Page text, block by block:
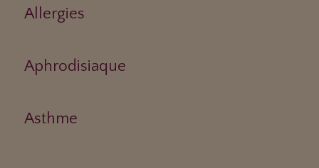
Allergies
Aphrodisiaque
Asthme